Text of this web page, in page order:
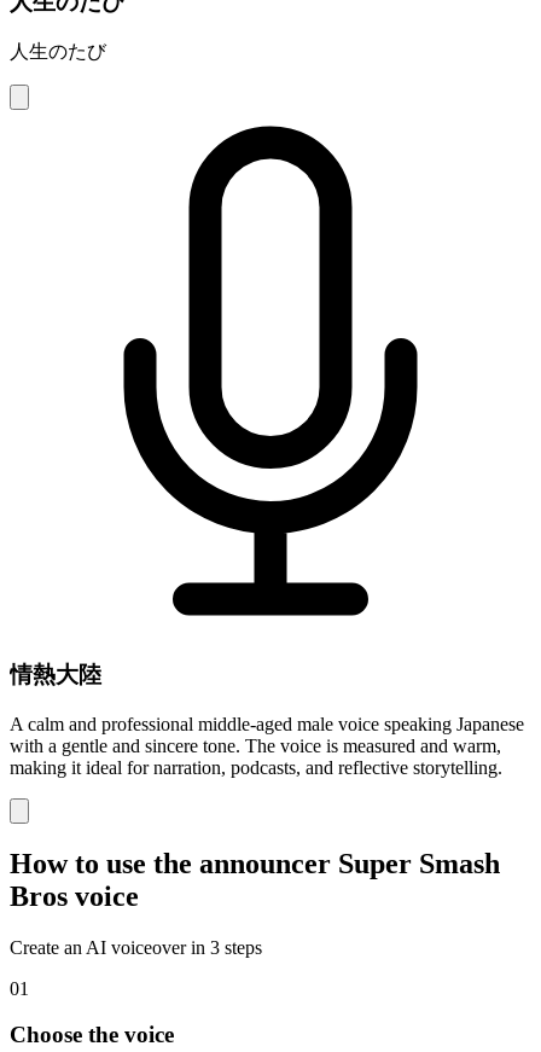
人生のたび
情熱大陸
A calm and professional middle-aged male voice speaking Japanese
with a gentle and sincere tone. The voice is measured and warm,
making it ideal for narration, podcasts, and reflective storytelling.
How to use the announcer Super Smash
Bros voice
Create an AI voiceover in 3 steps
01
Choose the voice